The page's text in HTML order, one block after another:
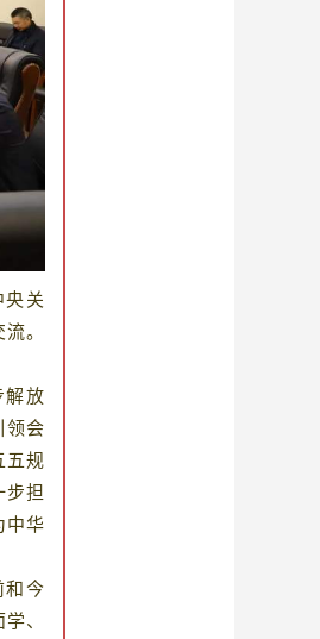
关
。
放
领会
五规
步担
中华
今
、